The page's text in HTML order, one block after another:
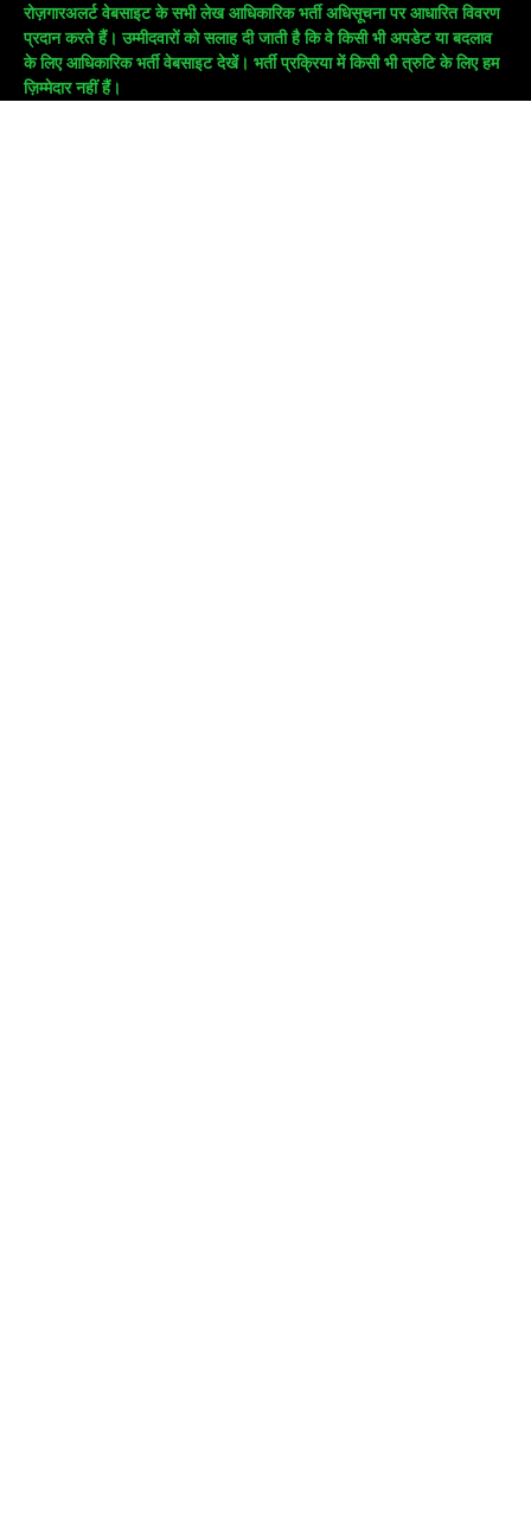
रोज़गारअलर्ट वेबसाइट के सभी लेख आधिकारिक भर्ती अधिसूचना पर आधारित विवरण
प्रदान करते हैं। उम्मीदवारों को सलाह दी जाती है कि वे किसी भी अपडेट या बदलाव
के लिए आधिकारिक भर्ती वेबसाइट देखें। भर्ती प्रक्रिया में किसी भी त्रुटि के लिए हम
ज़िम्मेदार नहीं हैं।